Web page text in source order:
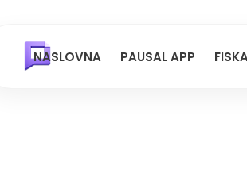
NASLOVNA PAUSAL APP